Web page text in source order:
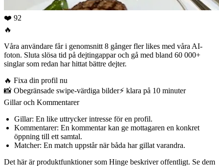
❤️ 92
🔥
Våra användare får i genomsnitt 8 gånger fler likes med våra AI-
foton. Sluta slösa tid på dejtingappar och gå med bland 60 000+
singlar som redan har hittat bättre dejter.
🔥 Fixa din profil nu
📸 Obegränsade swipe-värdiga bilder⚡️ klara på 10 minuter
Gillar och Kommentarer
Gillar: En like uttrycker intresse för en profil.
Kommentarer: En kommentar kan ge mottagaren en konkret
öppning till ett samtal.
Matcher: En match uppstår när båda har gillat varandra.
Det här är produktfunktioner som Hinge beskriver offentligt. Se dem